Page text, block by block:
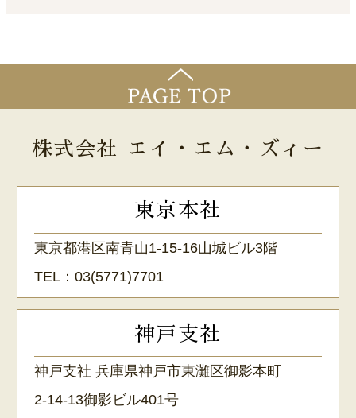
株式会社 エイ・エム・ズィー
東京本社
東京都港区南青山1-15-16山城ビル3階
TEL：03(5771)7701
神戸支社
神戸支社 兵庫県神戸市東灘区御影本町
2-14-13御影ビル401号